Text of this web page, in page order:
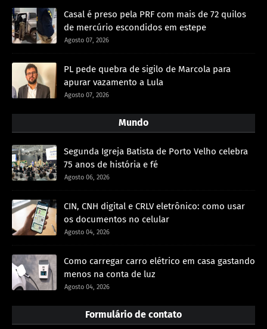
Casal é preso pela PRF com mais de 72 quilos
de mercúrio escondidos em estepe
Agosto 07, 2026
PL pede quebra de sigilo de Marcola para
apurar vazamento a Lula
Agosto 07, 2026
Mundo
Segunda Igreja Batista de Porto Velho celebra
75 anos de história e fé
Agosto 06, 2026
CIN, CNH digital e CRLV eletrônico: como usar
os documentos no celular
Agosto 04, 2026
Como carregar carro elétrico em casa gastando
menos na conta de luz
Agosto 04, 2026
Formulário de contato